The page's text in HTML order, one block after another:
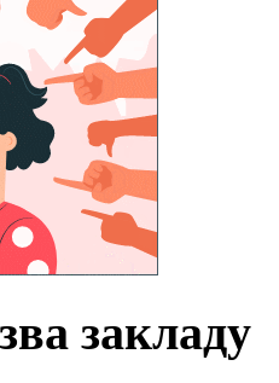
закладу